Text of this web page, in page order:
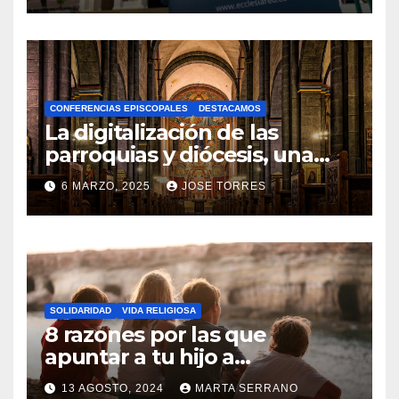
N
O
H
A
Y
C
O
M
N
T
A
R
I
O
CONFERENCIAS EPISCOPALES DESTACAMOS
La digitalización de las
parroquias y diócesis, una
realidad ya para el futuro de
la Iglesia
6 MARZO, 2025 JOSE TORRES
N
O
H
A
Y
SOLIDARIDAD VIDA RELIGIOSA
8 razones por las que
apuntar a tu hijo a
Catequesis
13 AGOSTO, 2024 MARTA SERRANO